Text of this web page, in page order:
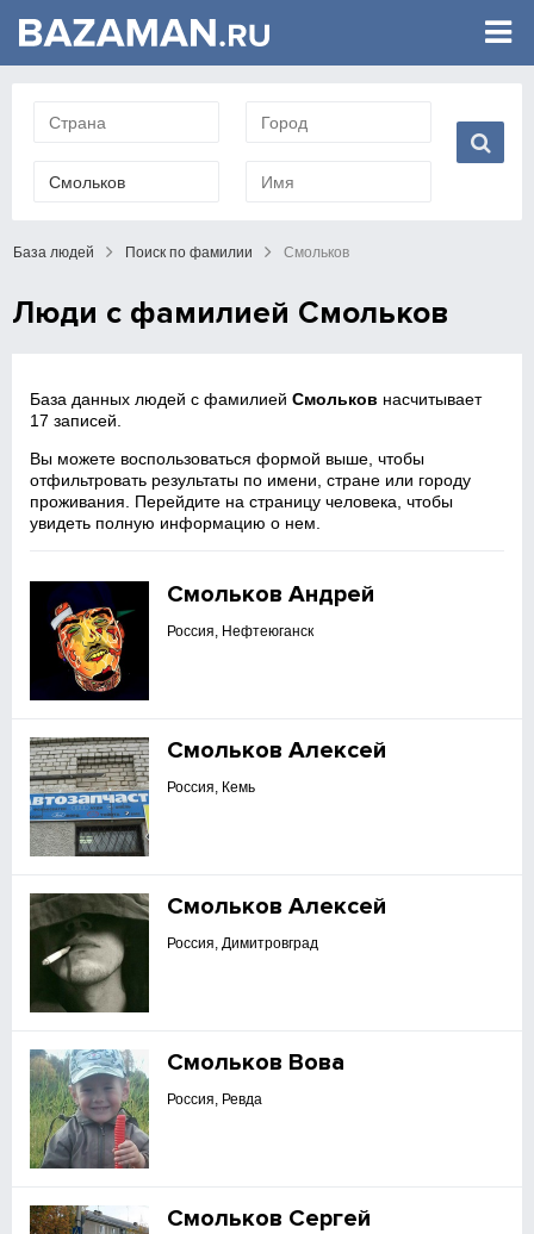
База людей Поиск по фамилии Смольков
Люди с фамилией Смольков
База данных людей с фамилиейСмольков насчитывает
17 записей.
Вы можете воспользоваться формой выше, чтобы
отфильтровать результаты по имени, стране или городу
проживания. Перейдите на страницу человека, чтобы
увидеть полную информацию о нем.
Смольков Андрей
Россия, Нефтеюганск
Смольков Алексей
Россия, Кемь
Смольков Алексей
Россия, Димитровград
Смольков Вова
Россия, Ревда
Смольков Сергей